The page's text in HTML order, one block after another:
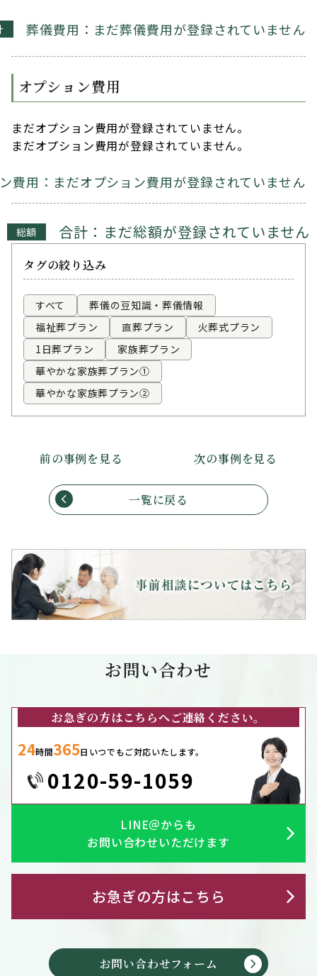
葬儀費用：まだ葬儀費用が登録されていません
オプション費用
まだオプション費用が登録されていません。
まだオプション費用が登録されていません。
費用：まだオプション費用が登録されていません
総額 合計：まだ総額が登録されていません
タグの絞り込み
すべて
葬儀の豆知識・葬儀情報
福祉葬プラン
直葬プラン
火葬式プラン
1日葬プラン
家族葬プラン
華やかな家族葬プラン①
華やかな家族葬プラン②
前の事例を見る
一覧に戻る
次の事例を見る
お問い合わせ
お急ぎの方はこちらへご連絡ください。
24時間365日いつでもご対応いたします。
0120-59-1059
LINE＠からも
お問い合わせいただけます
お急ぎの方はこちら
お問い合わせフォーム